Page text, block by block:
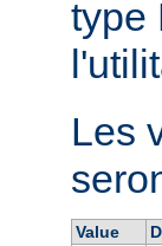
type
Les
Value